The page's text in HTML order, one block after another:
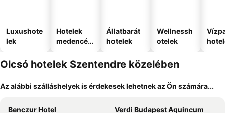
Luxushote
lek
Hotelek
medencév
Állatbarát
hotelek
Wellnessh
otelek
Olcsó hotelek Szentendre közelében
Az alábbi szálláshelyek is érdekesek lehetnek az Ön számára...
Benczur Hotel
Verdi Budapest Aquincum